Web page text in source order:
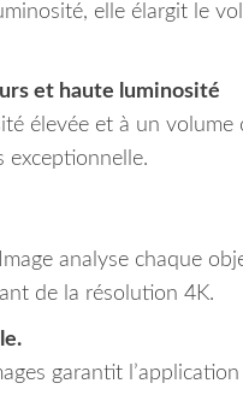
elle élargit le
et haute luminosité
élevée et à un
exceptionnelle.
analyse chaque
de la résolution 4K.
garantit